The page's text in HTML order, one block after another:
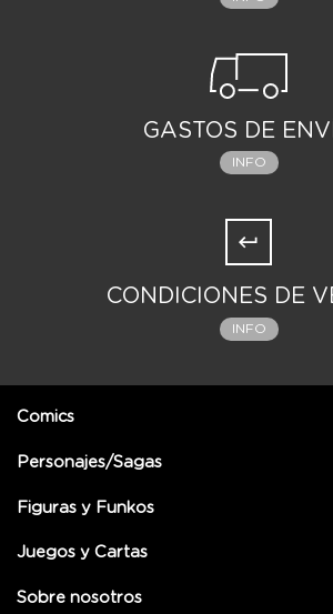
GASTOS DE
INFO
CONDICIONES DE
INFO
Comics
Personajes/Sagas
Figuras y Funkos
Juegos y Cartas
Sobre nosotros